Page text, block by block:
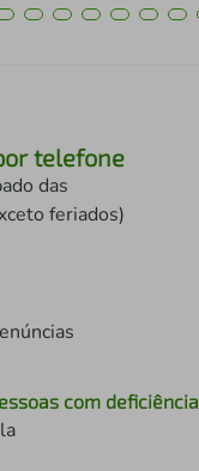
telefone
das
feriados)
com deficiência